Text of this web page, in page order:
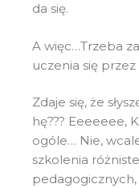
da się.
A więc…Trzeba
uczenia się
Zdaje się, że
hę??? Eeeeeee,
ogóle… Nie,
szkolenia
pedagogicznych,